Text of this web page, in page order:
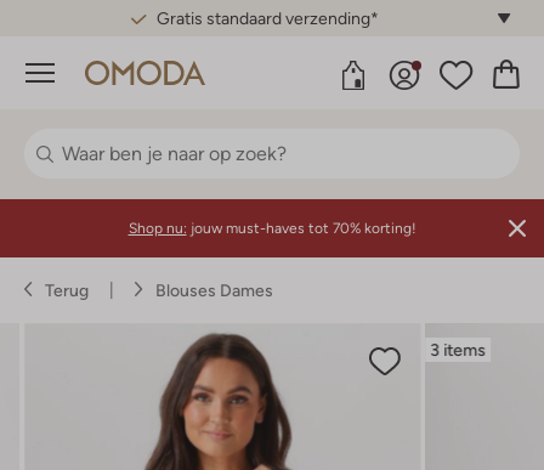
Gratis standaard verzending*
Menu
Shop nu: jouw must-haves tot 70% korting!
Terug Blouses Dames
3 items